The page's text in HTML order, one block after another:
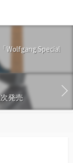
Wolfgang Special
次発売